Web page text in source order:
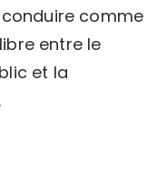
comme
entre le
et la